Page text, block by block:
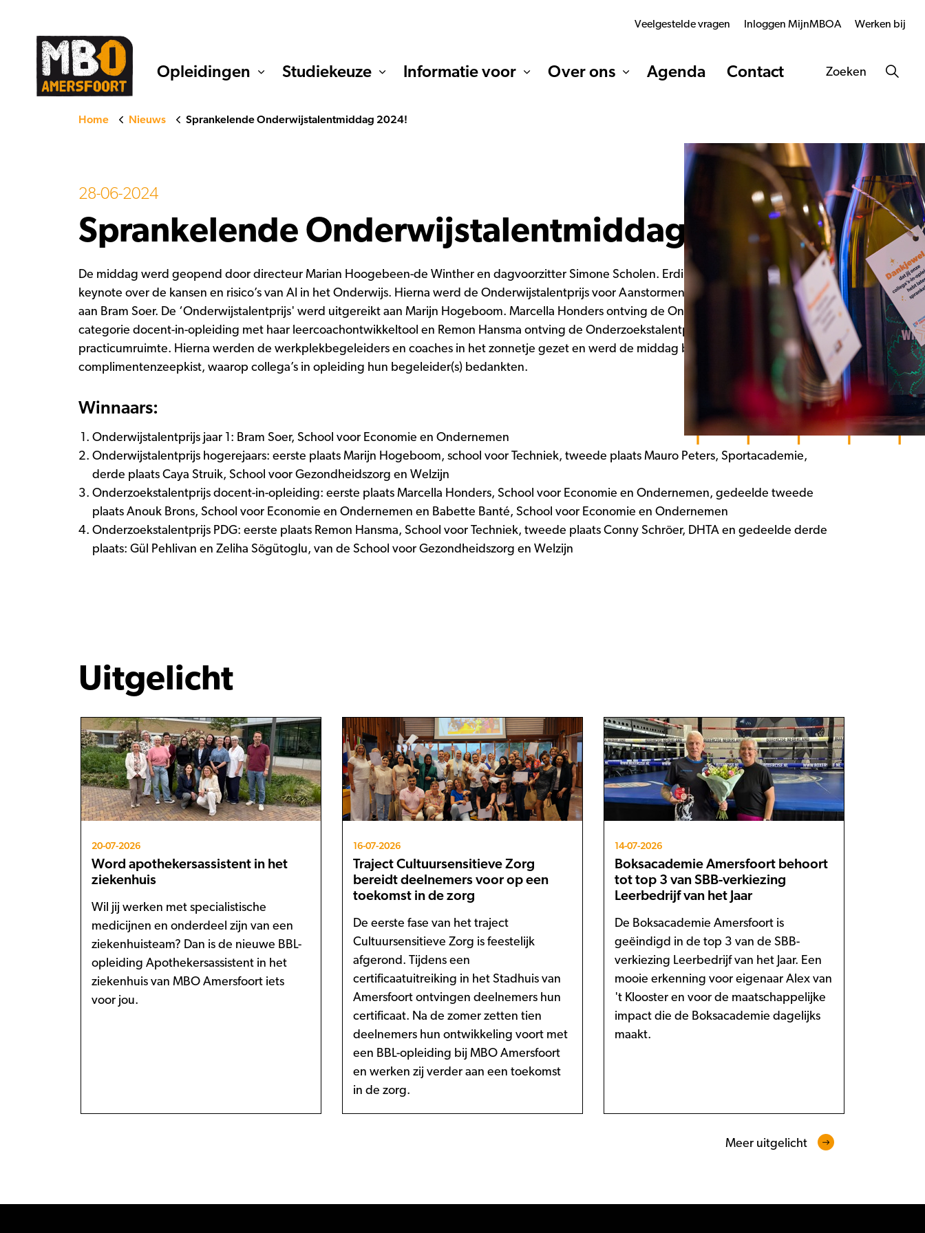
Opleidingen Studiekeuze Informatie voor Over ons Agenda Contact
Veelgestelde vragen Inloggen MijnMBOA Werken bij
Zoeken
Home Nieuws Sprankelende Onderwijstalentmiddag 2024!
28-06-2024
Sprankelende Onderwijstalentmiddag 2024!
De middag werd geopend door directeur Marian Hoogebeen-de Winther en dagvoorzitter Simone Scholen. Erdinç Saçan gaf een inspirerende
keynote over de kansen en risico’s van AI in het Onderwijs. Hierna werd de Onderwijstalentprijs voor Aanstormend Onderwijstalent uitgereikt
aan Bram Soer. De ‘Onderwijstalentprijs' werd uitgereikt aan Marijn Hogeboom. Marcella Honders ontving de Onderzoekstalentprijs voor de
categorie docent-in-opleiding met haar leercoachontwikkeltool en Remon Hansma ontving de Onderzoekstalentprijs voor de PDG met zijn
practicumruimte. Hierna werden de werkplekbegeleiders en coaches in het zonnetje gezet en werd de middag beëindigd met de
complimentenzeepkist, waarop collega’s in opleiding hun begeleider(s) bedankten.
Winnaars:
Onderwijstalentprijs jaar 1: Bram Soer, School voor Economie en Ondernemen
Onderwijstalentprijs hogerejaars: eerste plaats Marijn Hogeboom, school voor Techniek, tweede plaats Mauro Peters, Sportacademie,
derde plaats Caya Struik, School voor Gezondheidszorg en Welzijn
Onderzoekstalentprijs docent-in-opleiding: eerste plaats Marcella Honders, School voor Economie en Ondernemen, gedeelde tweede
plaats Anouk Brons, School voor Economie en Ondernemen en Babette Banté, School voor Economie en Ondernemen
Onderzoekstalentprijs PDG: eerste plaats Remon Hansma, School voor Techniek, tweede plaats Conny Schröer, DHTA en gedeelde derde
plaats: Gül Pehlivan en Zeliha Sögütoglu, van de School voor Gezondheidszorg en Welzijn
Uitgelicht
20-07-2026
Word apothekersassistent in het
ziekenhuis
Wil jij werken met specialistische
medicijnen en onderdeel zijn van een
ziekenhuisteam? Dan is de nieuwe BBL-
opleiding Apothekersassistent in het
ziekenhuis van MBO Amersfoort iets
voor jou.
16-07-2026
Traject Cultuursensitieve Zorg
bereidt deelnemers voor op een
toekomst in de zorg
De eerste fase van het traject
Cultuursensitieve Zorg is feestelijk
afgerond. Tijdens een
certificaatuitreiking in het Stadhuis van
Amersfoort ontvingen deelnemers hun
certificaat. Na de zomer zetten tien
deelnemers hun ontwikkeling voort met
een BBL-opleiding bij MBO Amersfoort
en werken zij verder aan een toekomst
in de zorg.
14-07-2026
Boksacademie Amersfoort behoort
tot top 3 van SBB-verkiezing
Leerbedrijf van het Jaar
De Boksacademie Amersfoort is
geëindigd in de top 3 van de SBB-
verkiezing Leerbedrijf van het Jaar. Een
mooie erkenning voor eigenaar Alex van
't Klooster en voor de maatschappelijke
impact die de Boksacademie dagelijks
maakt.
Meer uitgelicht